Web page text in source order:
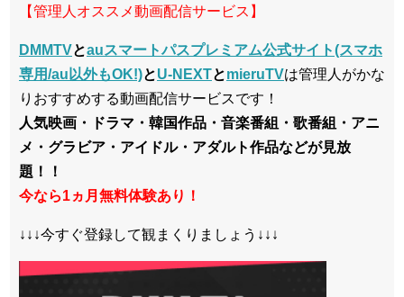
【管理人オススメ動画配信サービス】
DMMTVとauスマートパスプレミアム公式サイト(スマホ
専用/au以外もOK!)とU-NEXTとmieruTVは管理人がかな
りおすすめする動画配信サービスです！
人気映画・ドラマ・韓国作品・音楽番組・歌番組・アニ
メ・グラビア・アイドル・アダルト作品などが見放
題！！
今なら1ヵ月無料体験あり！
↓↓↓今すぐ登録して観まくりましょう↓↓↓